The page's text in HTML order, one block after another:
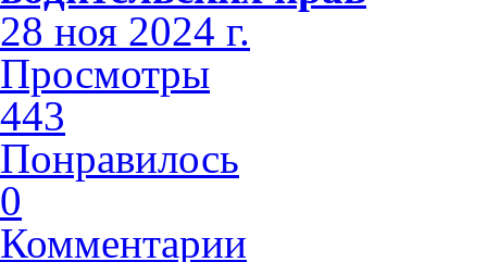
28 ноя 2024 г.
Просмотры
443
Понравилось
0
Комментарии